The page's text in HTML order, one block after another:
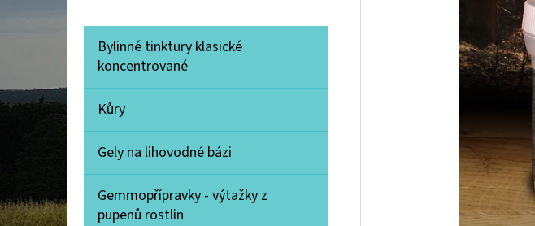
N
E
Přeskočit
kategorie
K
E
O
I
Bylinné tinktury klasické
koncentrované
Kůry
Gely na lihovodné bázi
Gemmopřípravky - výtažky z
pupenů rostlin
HORSKÉ MAZÁNÍ S ARNIKOU A
KOSODŘEVINOU 100 ML
ŠIŠÁK BAJKALSKÝ 60 KAPSLÍ